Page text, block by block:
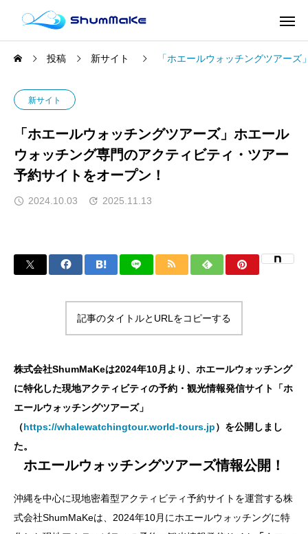
投稿 新サイト 「ホエールウォッチングツアー
新サイト
「ホエールウォッチングツアーズ」ホエール
ウォッチング専門のアクティビティ・ツアー
予約サイトをオープン！
2024.10.03 2025.11.13
記事のタイトルとURLをコピーする
株式会社ShumMaKeは2024年10月より、ホエールウォッチング
に特化した現地アクティビティの予約・観光情報発信サイト「ホ
エールウォッチングツアーズ」
（https://whalewatchingtour.world-tours.jp）を公開しまし
た。
ホエールウォッチングツアーズ情報公開！
沖縄を中心に現地密着型アクティビティ予約サイトを運営する株
式会社ShumMaKeは、2024年10月にホエールウォッチングに特